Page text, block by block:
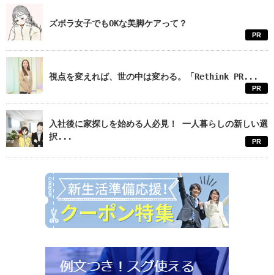
ズボラ女子でもOKな美脚ケアって？
PR
視点を変えれば、世の中は変わる。「Rethink PR...
PR
入社後に家探しを始める人必見！ 一人暮らしの新しい選
択...
PR